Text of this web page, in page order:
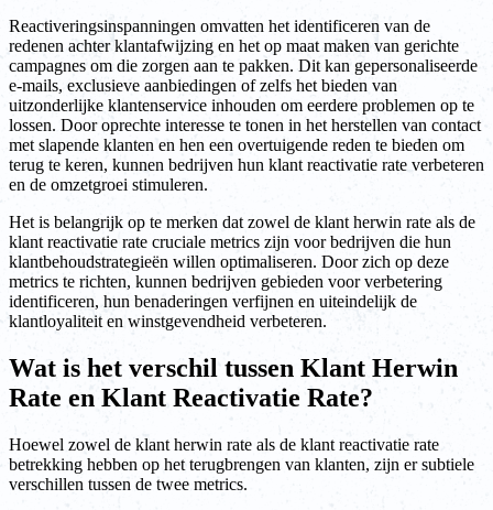
Reactiveringsinspanningen omvatten het identificeren van de
redenen achter klantafwijzing en het op maat maken van gerichte
campagnes om die zorgen aan te pakken. Dit kan gepersonaliseerde
e-mails, exclusieve aanbiedingen of zelfs het bieden van
uitzonderlijke klantenservice inhouden om eerdere problemen op te
lossen. Door oprechte interesse te tonen in het herstellen van contact
met slapende klanten en hen een overtuigende reden te bieden om
terug te keren, kunnen bedrijven hun klant reactivatie rate verbeteren
en de omzetgroei stimuleren.
Het is belangrijk op te merken dat zowel de klant herwin rate als de
klant reactivatie rate cruciale metrics zijn voor bedrijven die hun
klantbehoudstrategieën willen optimaliseren. Door zich op deze
metrics te richten, kunnen bedrijven gebieden voor verbetering
identificeren, hun benaderingen verfijnen en uiteindelijk de
klantloyaliteit en winstgevendheid verbeteren.
Wat is het verschil tussen Klant Herwin
Rate en Klant Reactivatie Rate?
Hoewel zowel de klant herwin rate als de klant reactivatie rate
betrekking hebben op het terugbrengen van klanten, zijn er subtiele
verschillen tussen de twee metrics.